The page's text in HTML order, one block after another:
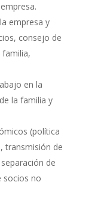
empresa y
consejo de
en la
la familia y
(política
transmisión de
de
socios no